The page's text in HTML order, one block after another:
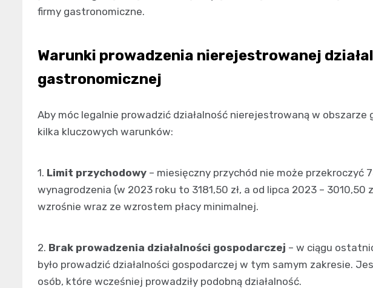
firmy gastronomiczne.
Warunki prowadzenia nierejestrowanej
gastronomicznej
Aby móc legalnie prowadzić działalność nierejestrowaną w obszarze
kilka kluczowych warunków:
1. Limit przychodowy – miesięczny przychód nie może przekroczyć
wynagrodzenia (w 2023 roku to 3181,50 zł, a od lipca 2023 – 3010,50
wzrośnie wraz ze wzrostem płacy minimalnej.
2. Brak prowadzenia działalności gospodarczej – w ciągu
było prowadzić działalności gospodarczej w tym samym zakresie.
osób, które wcześniej prowadziły podobną działalność.